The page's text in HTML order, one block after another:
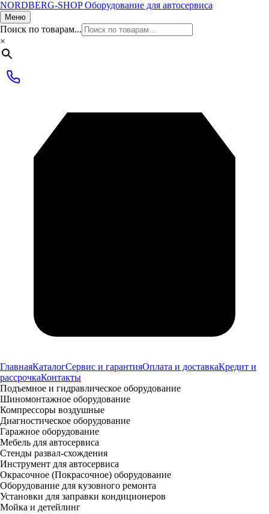
NORDBERG-SHOP Оборудование для автосервиса
Меню
Поиск по товарам...
×
ГлавнаяКаталогСервис и гарантияОплата и доставкаКредит и
рассрочкаКонтакты
Подъемное и гидравлическое оборудование
Шиномонтажное оборудование
Компрессоры воздушные
Диагностическое оборудование
Гаражное оборудование
Мебель для автосервиса
Стенды развал-схождения
Инструмент для автосервиса
Окрасочное (Покрасочное) оборудование
Оборудование для кузовного ремонта
Установки для заправки кондиционеров
Мойка и детейлинг